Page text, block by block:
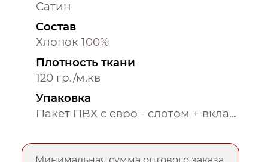
Сатин
Состав
Хлопок 100%
Плотность ткани
120 гр./м.кв
Упаковка
Пакет ПВХ с евро - слотом + вкладыш